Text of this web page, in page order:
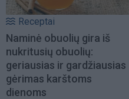
Receptai
Naminė obuolių gira iš
nukritusių obuolių:
geriausias ir gardžiausias
gėrimas karštoms
dienoms